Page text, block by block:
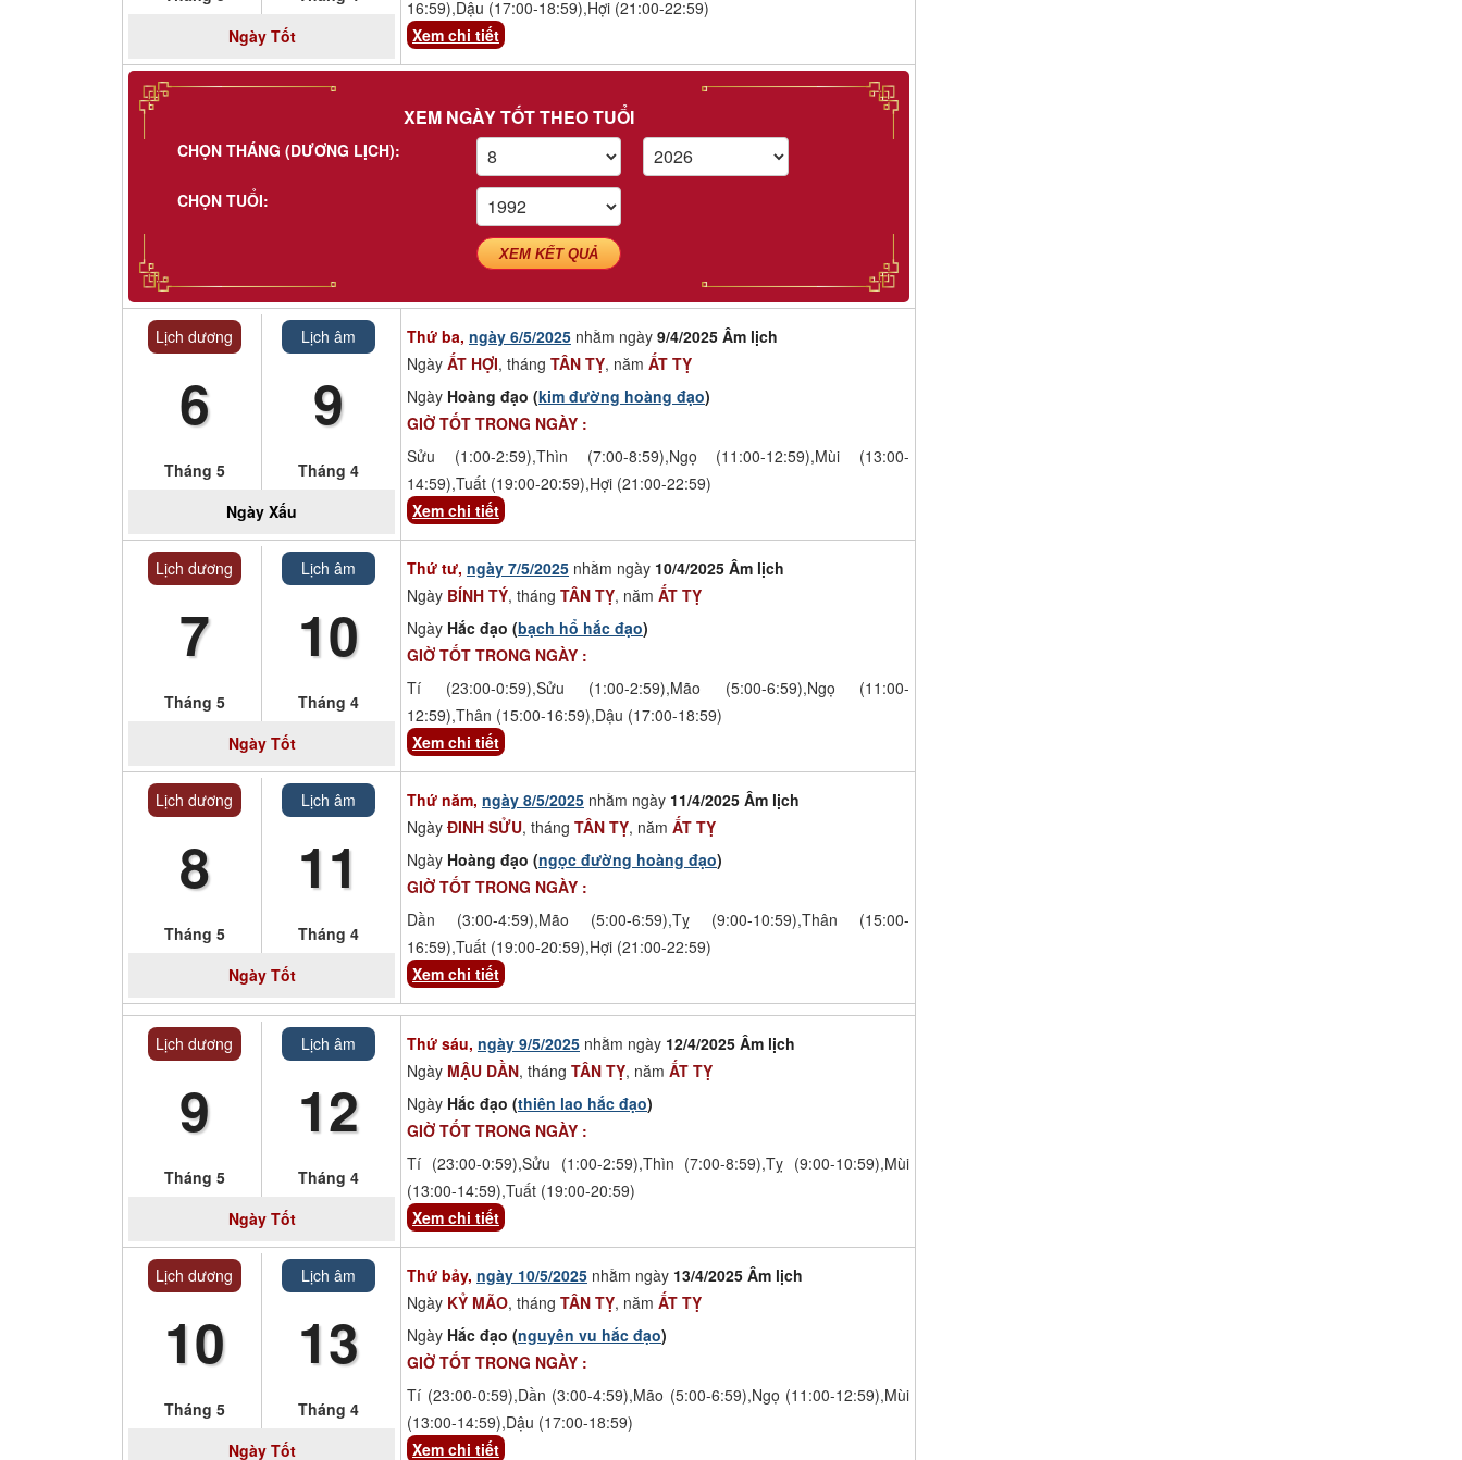
NgàyTốt
16:59),Dậu (17:00-18:59),Hợi (21:00-22:59)
Xem chi tiết
XEM NGÀY TỐT THEO TUỔI
CHỌN THÁNG (DƯƠNG LỊCH):
CHỌN TUỔI:
XEM KẾT QUẢ
Lịch dương
6
Tháng 5
Lịch âm
9
Tháng 4
Ngày Xấu
Thứ ba, ngày 6/5/2025 nhằm ngày 9/4/2025 Âm lịch
Ngày ẤT HỢI, tháng TÂN TỴ, năm ẤT TỴ
Ngày Hoàng đạo (kim đường hoàng đạo)
GIỜ TỐT TRONG NGÀY :
Sửu (1:00-2:59),Thìn (7:00-8:59),Ngọ (11:00-12:59),Mùi (13:00-
14:59),Tuất (19:00-20:59),Hợi (21:00-22:59)
Xem chi tiết
Lịch dương
7
Tháng 5
Lịch âm
10
Tháng 4
NgàyTốt
Thứ tư, ngày 7/5/2025 nhằm ngày 10/4/2025 Âm lịch
Ngày BÍNH TÝ, tháng TÂN TỴ, năm ẤT TỴ
Ngày Hắc đạo (bạch hổ hắc đạo)
GIỜ TỐT TRONG NGÀY :
Tí (23:00-0:59),Sửu (1:00-2:59),Mão (5:00-6:59),Ngọ (11:00-
12:59),Thân (15:00-16:59),Dậu (17:00-18:59)
Xem chi tiết
Lịch dương
8
Tháng 5
Lịch âm
11
Tháng 4
NgàyTốt
Thứ năm, ngày 8/5/2025 nhằm ngày 11/4/2025 Âm lịch
Ngày ĐINH SỬU, tháng TÂN TỴ, năm ẤT TỴ
Ngày Hoàng đạo (ngọc đường hoàng đạo)
GIỜ TỐT TRONG NGÀY :
Dần (3:00-4:59),Mão (5:00-6:59),Tỵ (9:00-10:59),Thân (15:00-
16:59),Tuất (19:00-20:59),Hợi (21:00-22:59)
Xem chi tiết
Lịch dương
9
Tháng 5
Lịch âm
12
Tháng 4
NgàyTốt
Thứ sáu, ngày 9/5/2025 nhằm ngày 12/4/2025 Âm lịch
Ngày MẬU DẦN, tháng TÂN TỴ, năm ẤT TỴ
Ngày Hắc đạo (thiên lao hắc đạo)
GIỜ TỐT TRONG NGÀY :
Tí (23:00-0:59),Sửu (1:00-2:59),Thìn (7:00-8:59),Tỵ (9:00-10:59),Mùi
(13:00-14:59),Tuất (19:00-20:59)
Xem chi tiết
Lịch dương
10
Tháng 5
Lịch âm
13
Tháng 4
NgàyTốt
Thứ bảy, ngày 10/5/2025 nhằm ngày 13/4/2025 Âm lịch
Ngày KỶ MÃO, tháng TÂN TỴ, năm ẤT TỴ
Ngày Hắc đạo (nguyên vu hắc đạo)
GIỜ TỐT TRONG NGÀY :
Tí (23:00-0:59),Dần (3:00-4:59),Mão (5:00-6:59),Ngọ (11:00-12:59),Mùi
(13:00-14:59),Dậu (17:00-18:59)
Xem chi tiết